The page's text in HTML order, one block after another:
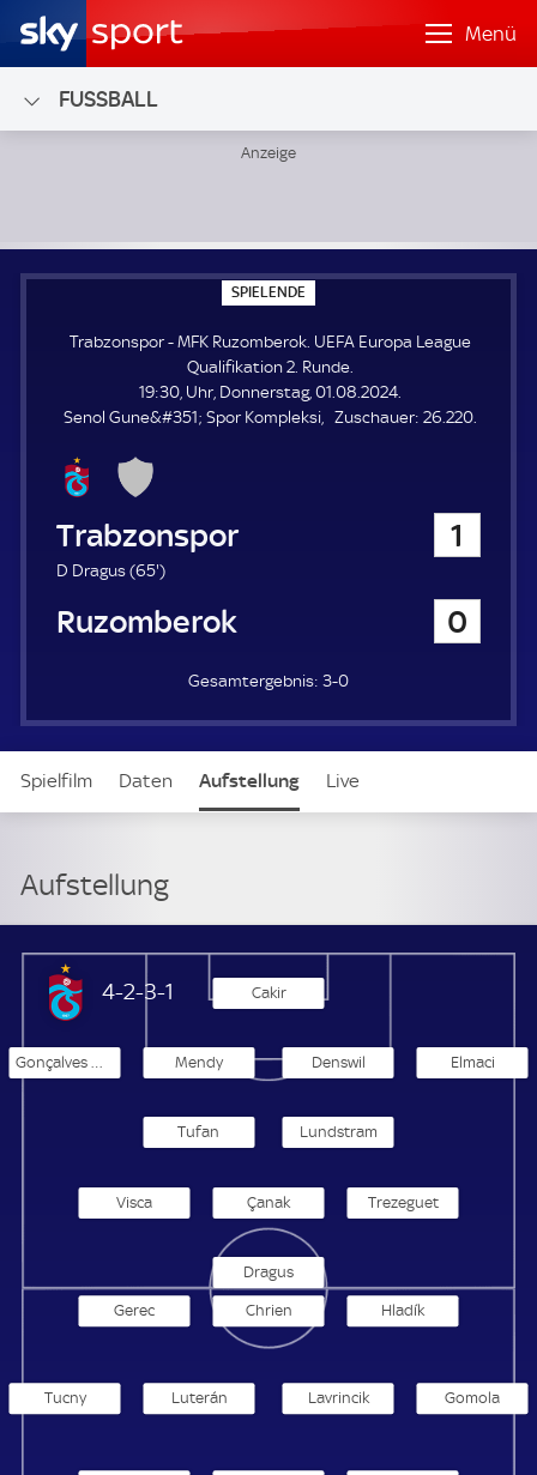
Menü
FUSSBALL
SPIELENDE
P
E
L
E
N
E
Trabzonspor - MFK Ruzomberok. UEFA Europa League
Qualifikation 2. Runde.
19:30, Uhr, Donnerstag, 01.08.2024.
Senol Gune&#351; Spor Kompleksi
Zuschauer: Z
26.220.
Trabzonspor 1
D Dragus (65'6
.
)
MFK Ruzomberok 0
3-0
Spielfilm Daten Aufstellung Live
Aufstellung
Trabzonspor
4-2-3-1 Cakir
Gonçalves Malheiro Mendy Denswil Elmaci
Tufan Lundstram
Visca Çanak Trezeguet
Dragus
Gomola
Lavrincik
Luterán
Tucny
Hladík
Chrien
Gerec